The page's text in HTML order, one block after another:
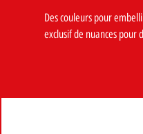
Des couleurs pour
exclusif de nuances pour